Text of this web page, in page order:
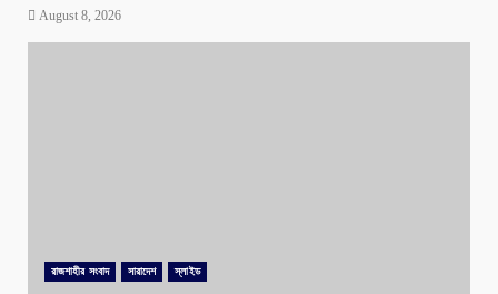
August 8, 2026
রাজশাহীর সংবাদ সারাদেশ স্লাইড